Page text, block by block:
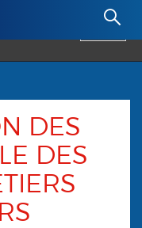
: Retour à l'accueil
DES
DES